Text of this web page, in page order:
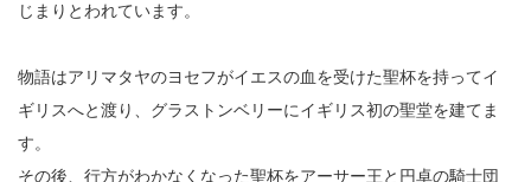
じまりとわれています。
物語はアリマタヤのヨセフがイエスの血を受けた聖杯を持ってイ
ギリスへと渡り、グラストンベリーにイギリス初の聖堂を建てま
す。
その後、行方がわかなくなった聖杯をアーサー王と円卓の騎士団